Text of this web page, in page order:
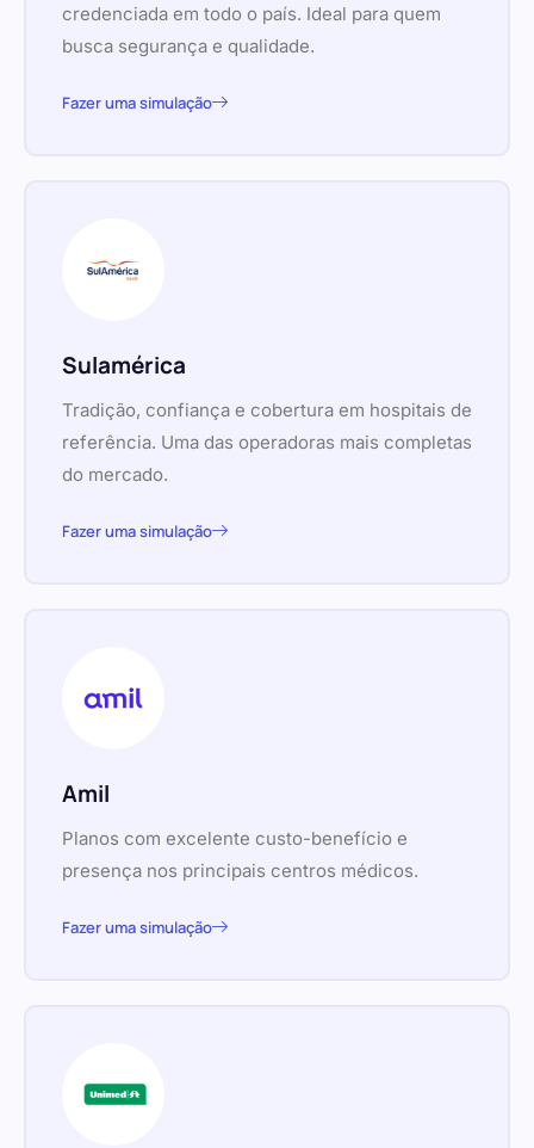
credenciada em todo o país. Ideal para quem
busca segurança e qualidade.
Fazer uma simulação
Sulamérica
Tradição, confiança e cobertura em hospitais de
referência. Uma das operadoras mais completas
do mercado.
Fazer uma simulação
Amil
Planos com excelente custo-benefício e
presença nos principais centros médicos.
Fazer uma simulação